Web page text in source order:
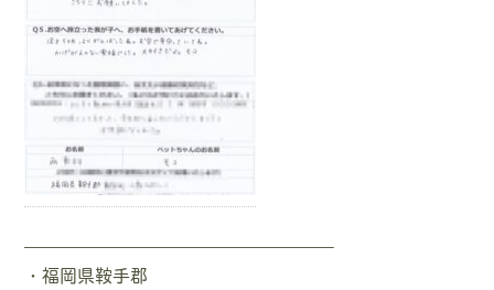
—————————————————–
・福岡県鞍手郡